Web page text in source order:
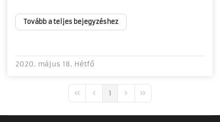
Tovább a teljes bejegyzéshez
2020. május 18. Hétfő
First PagePrevious Page
1 Next PageLast Page